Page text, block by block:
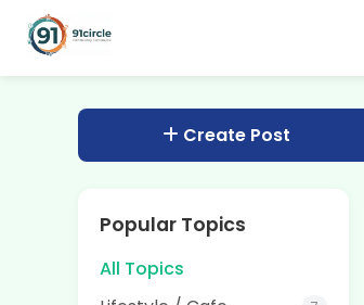
Create Post
Popular Topics
All Topics